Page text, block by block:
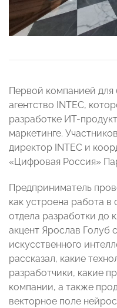
Первой компанией для
агентство INTEC,
разработке ИТ-
маркетинге.
директор INTEC и
«Цифровая Россия»
Предприниматель
как устроена работа
отдела разработки до
акцент Ярослав Голуб
искусственного
рассказал, какие
разработчики, какие
компании, а также
векторное поле